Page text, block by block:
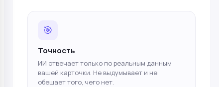
🎯
Точность
ИИ отвечает только по реальным данным
вашей карточки. Не выдумывает и не
обещает того, чего нет.